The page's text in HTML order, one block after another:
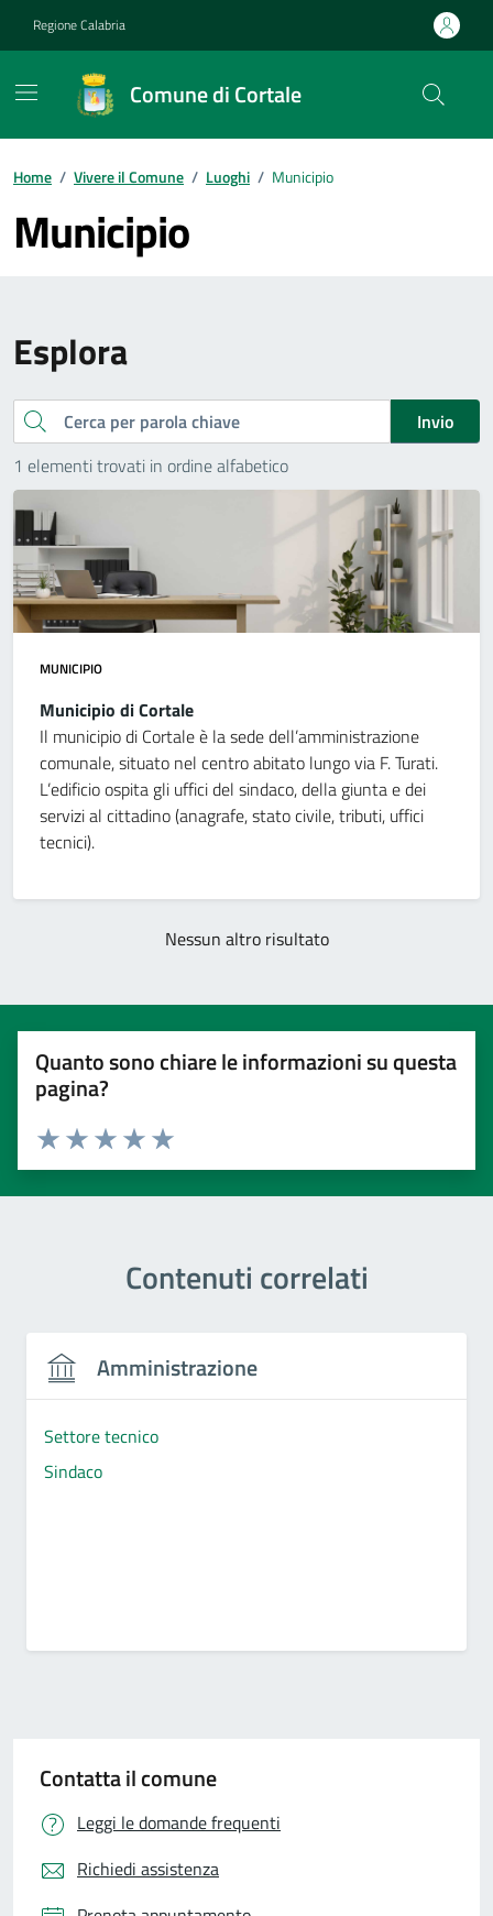
Regione Calabria
Comune di Cortale
Home / Vivere il Comune / Luoghi / Municipio
Municipio
Esplora
Cerca
Invio
1 elementi trovati in ordine alfabetico
MUNICIPIO
Municipio di Cortale
Il municipio di Cortale è la sede dell’amministrazione
comunale, situato nel centro abitato lungo via F. Turati.
L’edificio ospita gli uffici del sindaco, della giunta e dei
servizi al cittadino (anagrafe, stato civile, tributi, uffici
tecnici).
Nessun altro risultato
Quanto sono chiare le informazioni su questa
pagina?
Valuta 5 stelle su 5
Valuta 4 stelle su 5
Valuta 3 stelle su 5
Valuta 2 stelle su 5
Valuta 1 stelle su 5
Contenuti correlati
Amministrazione
Settore tecnico
Sindaco
Contatta il comune
Leggi le domande frequenti
Richiedi assistenza